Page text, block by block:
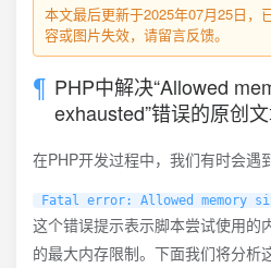
本文最后更新于2025年07月25日，
容或图片失效，请留言反馈。
PHP中解决“Allowed
exhausted”错误的原创
在PHP开发过程中，我们有时会遇
Fatal error: Allowed memory
这个错误提示表示脚本尝试使用的
的最大内存限制。下面我们将分析